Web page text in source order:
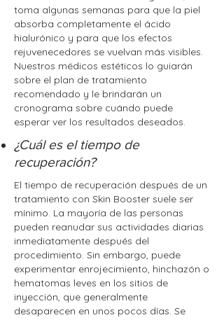
toma algunas semanas para que la piel
absorba completamente el ácido
hialurónico y para que los efectos
rejuvenecedores se vuelvan más visibles.
Nuestros médicos estéticos lo guiarán
sobre el plan de tratamiento
recomendado y le brindarán un
cronograma sobre cuándo puede
esperar ver los resultados deseados.
¿Cuál es el tiempo de
recuperación?
El tiempo de recuperación después de un
tratamiento con Skin Booster suele ser
mínimo. La mayoría de las personas
pueden reanudar sus actividades diarias
inmediatamente después del
procedimiento. Sin embargo, puede
experimentar enrojecimiento, hinchazón o
hematomas leves en los sitios de
inyección, que generalmente
desaparecen en unos pocos días. Se